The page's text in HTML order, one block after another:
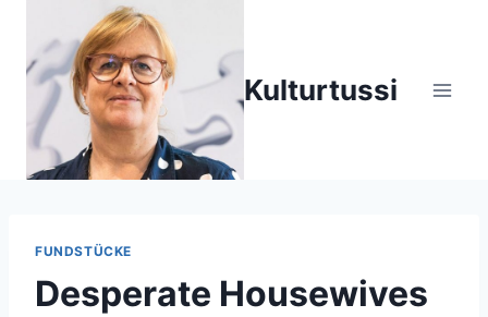
Inhalt
springen
Kulturtussi
FUNDSTÜCKE
Desperate Housewives